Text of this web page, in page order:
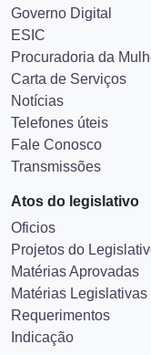
Governo Digital
ESIC
Procuradoria da
Carta de Serviços
Notícias
Telefones úteis
Fale Conosco
Transmissões
Atos do legislativo
Oficios
Projetos do
Matérias Aprovadas
Matérias Legislativas
Requerimentos
Indicação